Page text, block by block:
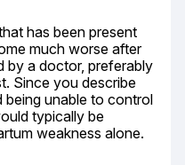
has been present
much worse after
by a doctor, preferably
Since you describe
being unable to control
typically be
weakness alone.